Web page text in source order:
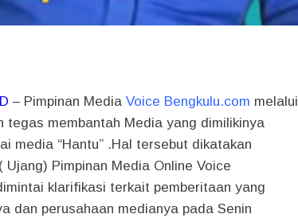
ID – Pimpinan Media Voice Bengkulu.com melalui
tegas membantah Media yang dimilikinya
media “Hantu” .Hal tersebut dikatakan
Ujang) Pimpinan Media Online Voice
klarifikasi terkait pemberitaan yang
dan perusahaan medianya pada Senin